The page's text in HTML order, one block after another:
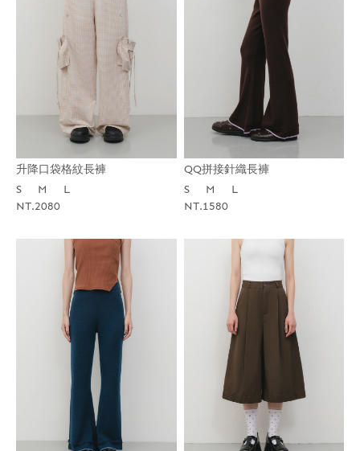
升降口袋格紋長褲
S
M
L
NT.2080
QQ拼接針織長褲
S
M
L
NT.1580